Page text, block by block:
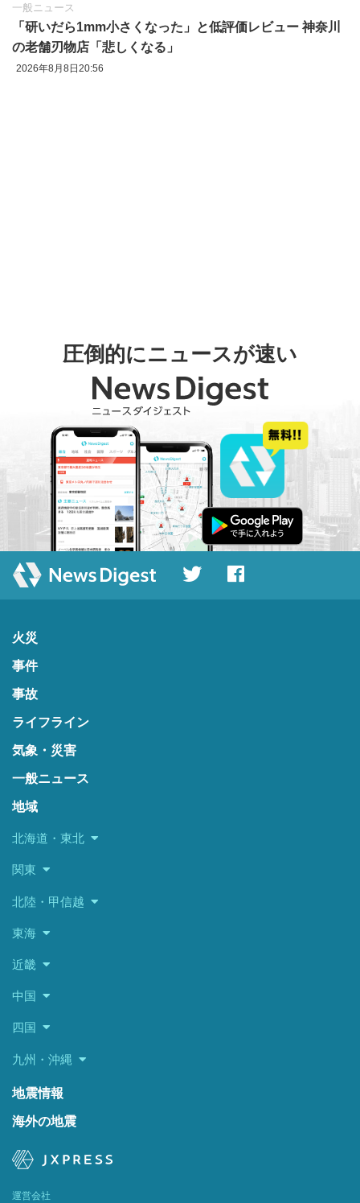
一般ニュース
「研いだら1mm小さくなった」と低評価レビュー 神奈川
の老舗刃物店「悲しくなる」
2026年8月8日20:56
圧倒的にニュースが速い
火災
事件
事故
ライフライン
気象・災害
一般ニュース
地域
北海道・東北
関東
北陸・甲信越
東海
近畿
中国
四国
九州・沖縄
地震情報
海外の地震
運営会社